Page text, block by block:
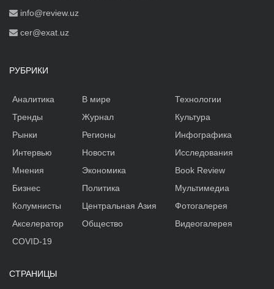
info@review.uz
cer@exat.uz
РУБРИКИ
Аналитика
Тренды
Рынки
Интервью
Мнения
Бизнес
Колумнисты
Акселератор
В мире
Журнал
Регионы
Новости
Экономика
Политика
Центральная Азия
Общество
Технологии
Культура
Инфографика
Исследования
Book Review
Мультимедиа
Фотогалерея
Видеогалерея
COVID-19
СТРАНИЦЫ